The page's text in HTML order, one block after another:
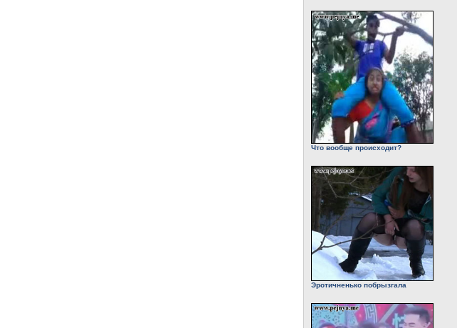
Что вообще происходит?
Эротичненько побрызгала